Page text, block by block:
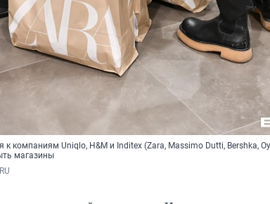
компаниям Uniqlo, H&M и Inditex (Zara, Massimo Dutti, Bershka,
магазины